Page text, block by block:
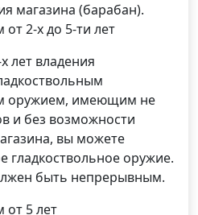
магазина (барабан).
2-х до 5-ти лет
лет владения
оружием, имеющим не
и без возможности
вы можете
гладкоствольное оружие.
быть непрерывным.
от 5 лет